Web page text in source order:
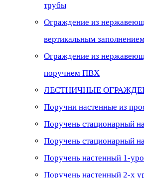
трубы
Ограждение из
вертикальным
Ограждение из
поручнем ПВХ
ЛЕСТНИЧНЫЕ
Поручни настенные из
Поручень стационарный
Поручень стационарный
Поручень настенный 1-
Поручень настенный 2-х